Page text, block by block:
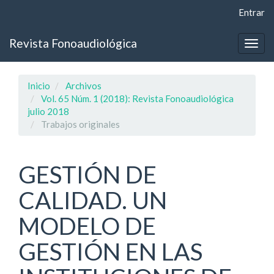
principal
Entrar
Revista Fonoaudiológica
Inicio
Archivos
Vol. 65 Núm. 1 (2018): Revista Fonoaudiológica
julio 2018
Trabajos originales
GESTIÓN DE
CALIDAD. UN
MODELO DE
GESTIÓN EN LAS